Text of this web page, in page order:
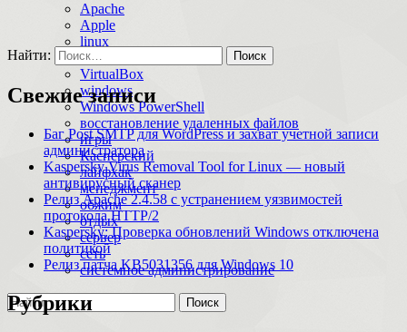
Apache
Apple
linux
macOS
VirtualBox
windows
Windows PowerShell
восстановление удаленных файлов
игры
Касперский
лайфхак
менеджмент
обжим
отдых
сервер
сеть
системное администрирование
Поиск
Найти:
Свежие записи
Баг Post SMTP для WordPress и захват учетной записи
администратора
Kaspersky Virus Removal Tool for Linux — новый
антивирусный сканер
Релиз Apache 2.4.58 с устранением уязвимостей
протокола HTTP/2
Kaspersky: Проверка обновлений Windows отключена
политикой
Релиз патча KB5031356 для Windows 10
Рубрики